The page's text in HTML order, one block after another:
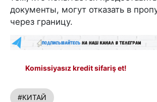
документы, могут отказать в
через границу.
Komissiyasız kredit sifariş et!
#КИТАЙ